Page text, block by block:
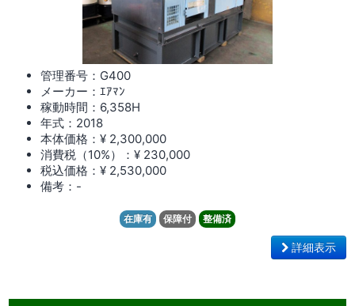
管理番号：G400
メーカー：ｴｱﾏﾝ
稼動時間：6,358H
年式：2018
本体価格：¥ 2,300,000
消費税（10%）：¥ 230,000
税込価格：¥ 2,530,000
備考：-
在庫有 保障付 整備済
詳細表示